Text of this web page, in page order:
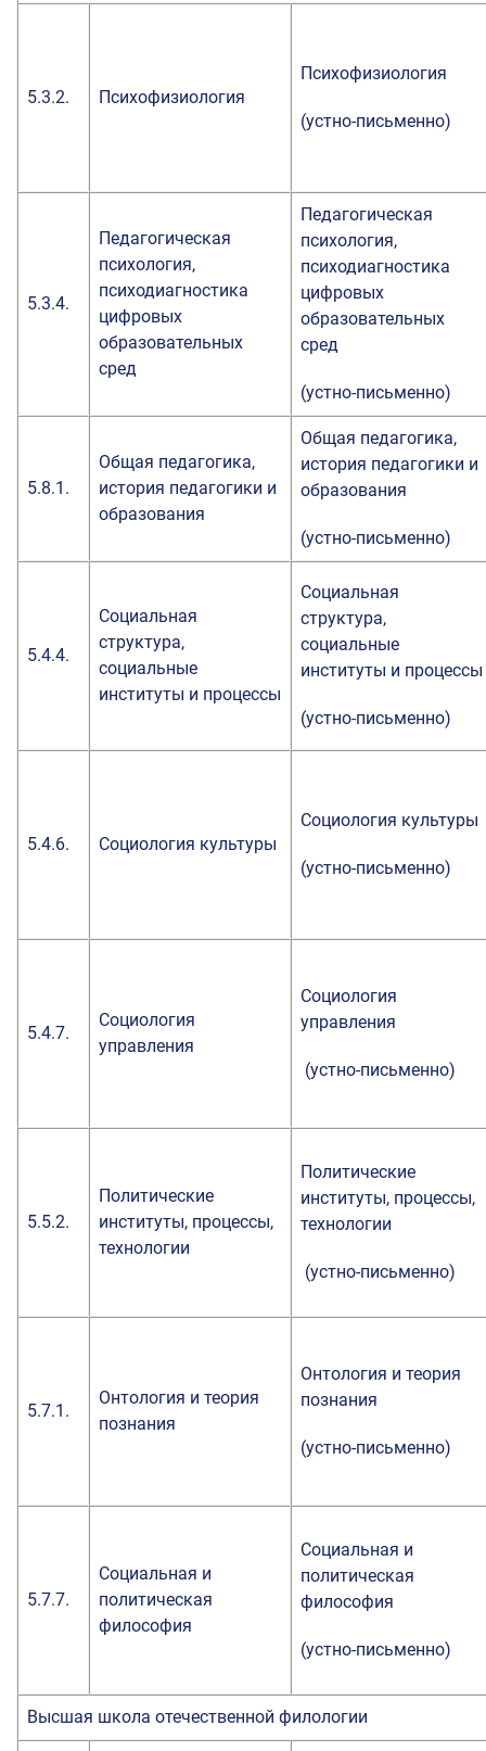
5.3.2. Психофизиология
Психофизиология
(устно-письменно)
5.3.4.
Педагогическая
психология,
психодиагностика
цифровых
образовательных
сред
Педагогическая
психология,
психодиагностика
цифровых
образовательных
сред
(устно-письменно)
5.8.1.
Общая педагогика,
история педагогики и
образования
Общая педагогика,
история педагогики и
образования
(устно-письменно)
5.4.4.
Социальная
структура,
социальные
институты и процессы
Социальная
структура,
социальные
институты и процессы
(устно-письменно)
5.4.6. Социология культуры
Социология культуры
(устно-письменно)
5.4.7.
Социология
управления
Социология
управления
(устно-письменно)
5.5.2.
Политические
институты, процессы,
технологии
Политические
институты, процессы,
технологии
(устно-письменно)
5.7.1.
Онтология и теория
познания
Онтология и теория
познания
(устно-письменно)
5.7.7.
Социальная и
политическая
философия
Социальная и
политическая
философия
(устно-письменно)
Высшая школа отечественной филологии